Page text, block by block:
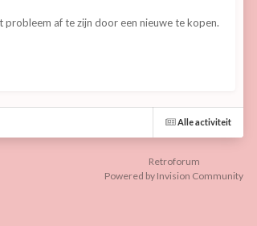
af te zijn door een nieuwe te kopen.
Alle activiteit
Retroforum
Powered by Invision Community